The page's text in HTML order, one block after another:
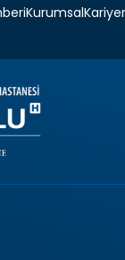
KurumsalKariyer